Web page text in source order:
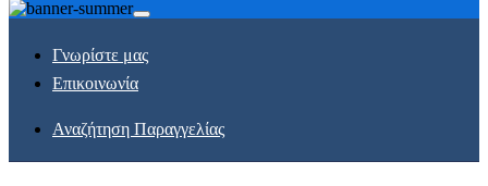
Γνωρίστε μας
Επικοινωνία
Αναζήτηση Παραγγελίας